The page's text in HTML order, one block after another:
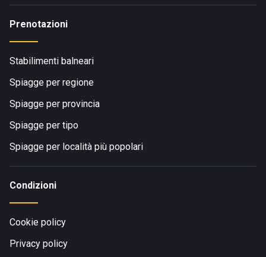
Prenotazioni
Stabilimenti balneari
Spiagge per regione
Spiagge per provincia
Spiagge per tipo
Spiagge per località più popolari
Condizioni
Cookie policy
Privacy policy